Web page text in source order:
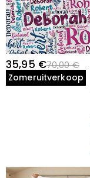
35,95 €70,00 €
Zomeruitverkoop